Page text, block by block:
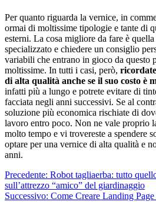
Per quanto riguarda la vernice, in
ormai di moltissime tipologie e tante di
esterni. La cosa migliore da fare è
specializzato e chiedere un consiglio
variabili che entrano in gioco da questo
moltissime. In tutti i casi, però,
di alta qualità anche se il suo costo è
infatti più a lungo e potrete evitare di
facciata negli anni successivi. Se al
soluzione più economica rischiate di
lavoro entro poco. Non ne vale proprio
molto tempo e vi trovereste a spendere
optare per una vernice di alta qualità e
anni.
Navigazione
articolo
Precedente: Robot tagliaerba: tutto
sull’attrezzo “amico” del giardinaggio
Successivo: Come Creare Landing Page